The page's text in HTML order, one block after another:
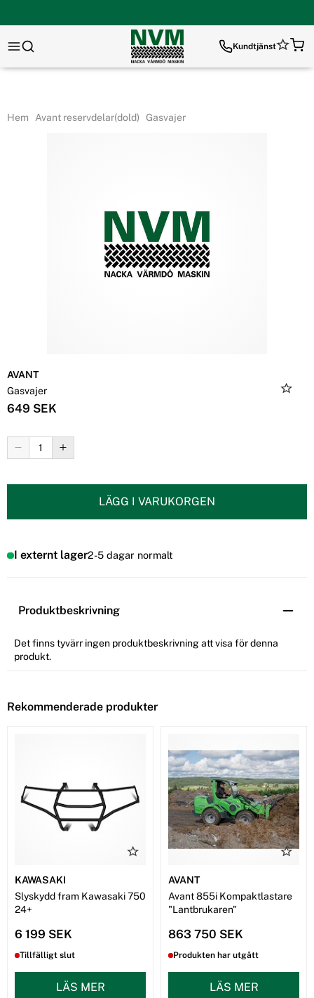
Kundtjänst
Hem Avant reservdelar(dold) Gasvajer
AVANT
Gasvajer
649 SEK
LÄGG I VARUKORGEN
I externt lager2-5 dagar normalt
Produktbeskrivning
Det finns tyvärr ingen produktbeskrivning att visa för denna
produkt.
Rekommenderade produkter
KAWASAKI
Slyskydd fram Kawasaki 750
24+
6 199 SEK
Tillfälligt slut
LÄS MER
AVANT
Avant 855i Kompaktlastare
"Lantbrukaren"
863 750 SEK
Produkten har utgått
LÄS MER